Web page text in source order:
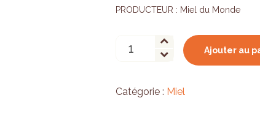
PRODUCTEUR : Miel du Monde
forêt
Ajouter au
Catégorie : Miel